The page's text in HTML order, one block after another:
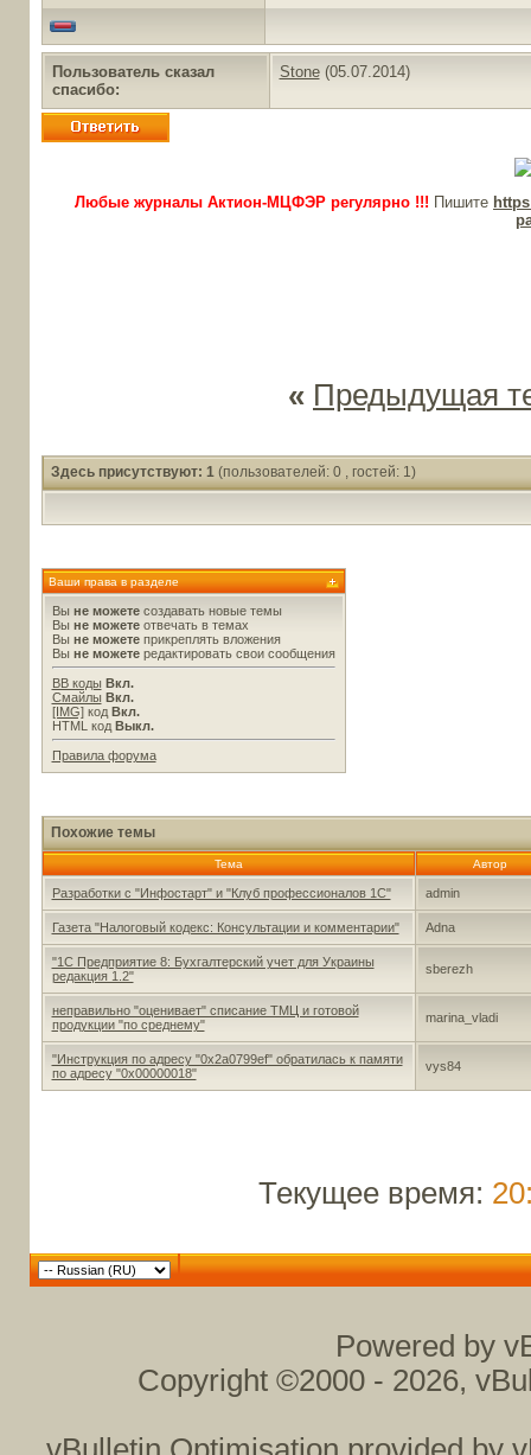
Пользователь сказал
cпасибо:
Stone(05.07.2014)
Любые журналы Актион-МЦФЭР регулярно !!! Пишите
« Предыдущая
Здесь присутствуют: 1 (пользователей: 0 , гостей: 1)
Ваши права в разделе
Вы не можетесоздавать новые темы
Вы не можетеотвечать в темах
Вы не можетеприкреплять вложения
Вы не можетередактировать свои сообщения
BB коды Вкл.
Смайлы Вкл.
[IMG]код Вкл.
HTML код Выкл.
Правила форума
Похожие темы
Тема Автор
Разработки с "Инфостарт" и "Клуб профессионалов 1С" admin
Газета "Налоговый кодекс: Консультации и комментарии" Adna
"1С Предприятие 8: Бухгалтерский учет для Украины
редакция 1.2"
sberezh
неправильно "оценивает" списание ТМЦ и готовой
продукции "по среднему"
marina_vladi
"Инструкция по адресу "0x2a0799ef" обратилась к памяти
по адресу "0x00000018"
vys84
Текущее время:
Powered by
Copyright ©2000 - 2026,